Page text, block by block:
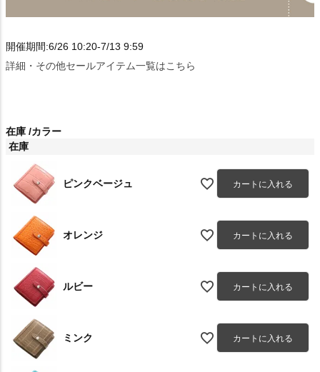
開催期間:6/26 10:20-7/13 9:59
詳細・その他セールアイテム一覧はこちら
在庫 カラー
在庫
ピンクベージュ カートに入れる
オレンジ カートに入れる
ルビー カートに入れる
ミンク カートに入れる